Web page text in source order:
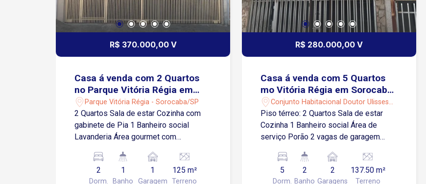
R$ 370.000,00 V
Casa á venda com 2 Quartos
no Parque Vitória Régia em
Sorocaba-SP
Parque Vitória Régia - Sorocaba/SP
2 Quartos Sala de estar Cozinha com
gabinete de Pia 1 Banheiro social
Lavanderia Área gourmet com
Coberta
2
Dorm.
1
Banho
1
Garagem
125 m²
Terreno
R$ 280.000,00 V
Casa á venda com 5 Quartos
mo Vitória Régia em Sorocaba-
SPConjunto Habitacional Doutor Ulisses
Guimarães - Sorocaba/SP
Piso térreo: 2 Quartos Sala de estar
Cozinha 1 Banheiro social Área de
serviço Porão 2 vagas de garagem
com sacada 1 Banheiro social
Localização: Próximo a supermercados,
5
Dorm.
2
Banho
2
Garagens
137.50 m²
Terreno